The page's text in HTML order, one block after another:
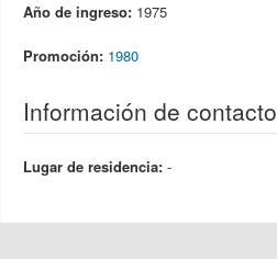
Año de ingreso: 1975
Promoción: 1980
Información de contacto
Lugar de residencia: -